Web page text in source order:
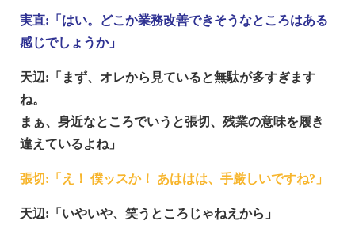
実直:「はい。どこか業務改善できそうなところはある
感じでしょうか」
天辺:「まず、オレから見ていると無駄が多すぎます
ね。
まぁ、身近なところでいうと張切、残業の意味を履き
違えているよね」
張切:「え！ 僕ッスか！ あははは、手厳しいですね?」
天辺:「いやいや、笑うところじゃねえから」